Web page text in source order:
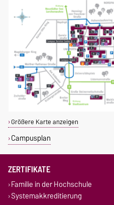
Größere Karte anzeigen
Campusplan
ZERTIFIKATE
Familie in der Hochschule
Systemakkreditierung